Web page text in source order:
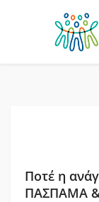
Ποτέ η
ΠΑΣΠΑΜΑ